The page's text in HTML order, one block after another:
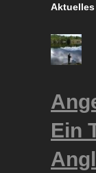
Aktuelles
Ein